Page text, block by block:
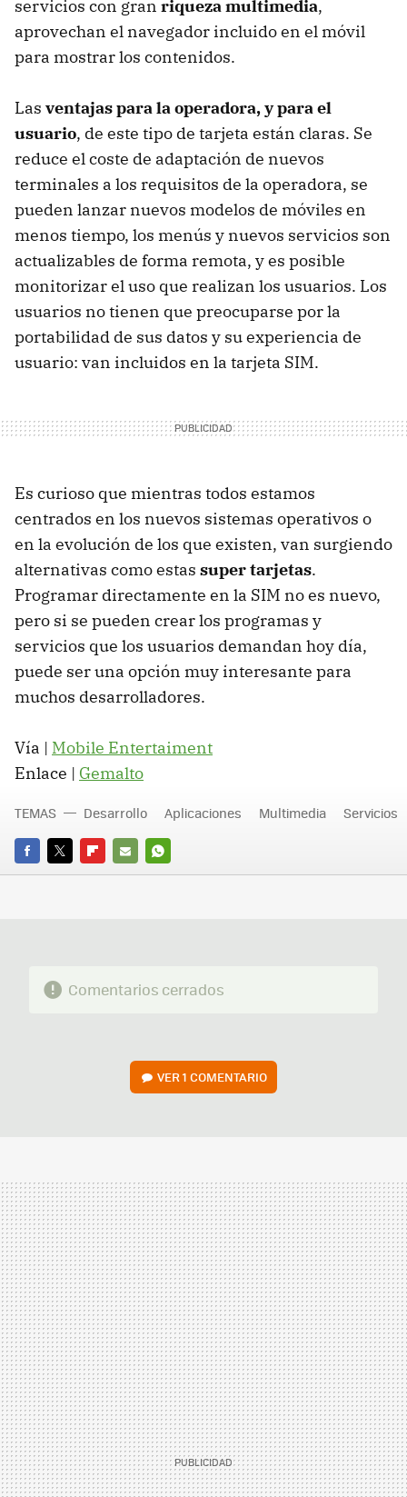
servicios con gran riqueza multimedia,
aprovechan el navegador incluido en el móvil
para mostrar los contenidos.
Las ventajas para la operadora, y para el
usuario, de este tipo de tarjeta están claras. Se
reduce el coste de adaptación de nuevos
terminales a los requisitos de la operadora, se
pueden lanzar nuevos modelos de móviles en
menos tiempo, los menús y nuevos servicios son
actualizables de forma remota, y es posible
monitorizar el uso que realizan los usuarios. Los
usuarios no tienen que preocuparse por la
portabilidad de sus datos y su experiencia de
usuario: van incluidos en la tarjeta SIM.
Es curioso que mientras todos estamos
centrados en los nuevos sistemas operativos o
en la evolución de los que existen, van surgiendo
alternativas como estas super tarjetas.
Programar directamente en la SIM no es nuevo,
pero si se pueden crear los programas y
servicios que los usuarios demandan hoy día,
puede ser una opción muy interesante para
muchos desarrolladores.
Vía | Mobile Entertaiment
Enlace | Gemalto
FACEBOOK
TWITTERFLIPBOARD
E-
WHATSAPP
TEMAS Desarrollo Aplicaciones Multimedia Servicios
Comentarios cerrados
VER1 COMENTARIO